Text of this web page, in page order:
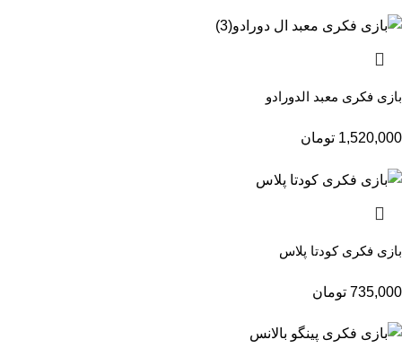
بازی فکری معبد الدورادو
1,520,000 تومان
بازی فکری کودتا پلاس
735,000 تومان